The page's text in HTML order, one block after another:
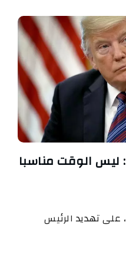
ليس الوقت مناسبا
تهديد الرئيس